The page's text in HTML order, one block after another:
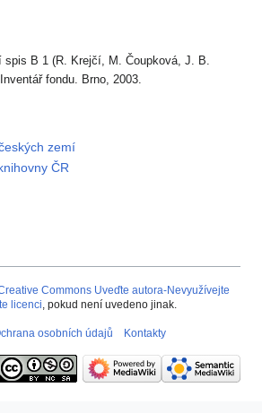
spis B 1 (R. Krejčí, M. Čoupková, J. B.
fondu. Brno, 2003.
zemí
ČR
Commons Uveďte autora-Nevyužívejte
licenci, pokud není uvedeno jinak.
osobních údajů Kontakty